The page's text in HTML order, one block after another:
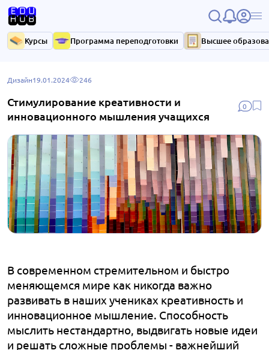
Курсы Программа переподготовки Высшее
0
Дизайн19.01.2024 246
Стимулирование креативности и
инновационного мышления учащихся
В современном стремительном и быстро
меняющемся мире как никогда важно
развивать в наших учениках креативность и
инновационное мышление. Способность
мыслить нестандартно, выдвигать новые идеи
и решать сложные проблемы - важнейший